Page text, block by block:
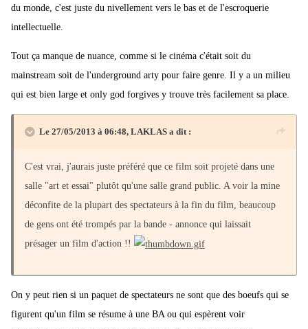
du monde, c'est juste du nivellement vers le bas et de l'escroquerie
intellectuelle.
Tout ça manque de nuance, comme si le cinéma c'était soit du
mainstream soit de l'underground arty pour faire genre. Il y a un milieu
qui est bien large et only god forgives y trouve très facilement sa place.
Le 27/05/2013 à 06:48, LAKLAS a dit :
C'est vrai, j'aurais juste préféré que ce film soit projeté dans une
salle "art et essai" plutôt qu'une salle grand public. A voir la mine
déconfite de la plupart des spectateurs à la fin du film, beaucoup
de gens ont été trompés par la bande - annonce qui laissait
présager un film d'action !!
On y peut rien si un paquet de spectateurs ne sont que des boeufs qui se
figurent qu'un film se résume à une BA ou qui espèrent voir